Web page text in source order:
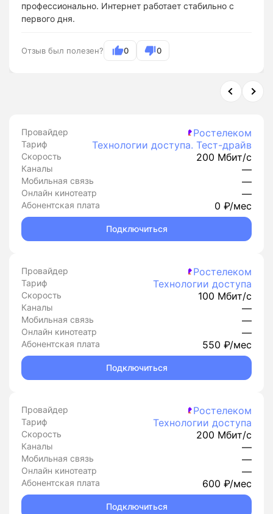
профессионально. Интернет работает стабильно с
первого дня.
Отзыв был полезен? 0 0
Провайдер Ростелеком
Тариф Технологии доступа. Тест-драйв
Скорость 200 Мбит/с
Каналы —
Мобильная связь —
Онлайн кинотеатр —
Абонентская плата 0 ₽/мес
Подключиться
Провайдер Ростелеком
Тариф Технологии доступа
Скорость 100 Мбит/с
Каналы —
Мобильная связь —
Онлайн кинотеатр —
Абонентская плата 550 ₽/мес
Подключиться
Провайдер Ростелеком
Тариф Технологии доступа
Скорость 200 Мбит/с
Каналы —
Мобильная связь —
Онлайн кинотеатр —
Абонентская плата 600 ₽/мес
Подключиться